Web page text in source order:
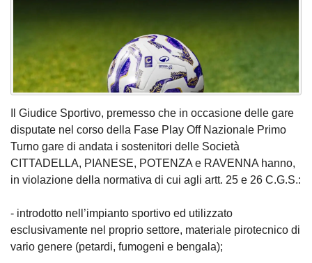
Il Giudice Sportivo, premesso che in occasione delle gare
disputate nel corso della Fase Play Off Nazionale Primo
Turno gare di andata i sostenitori delle Società
CITTADELLA, PIANESE, POTENZA e RAVENNA hanno,
in violazione della normativa di cui agli artt. 25 e 26 C.G.S.:
- introdotto nell’impianto sportivo ed utilizzato
esclusivamente nel proprio settore, materiale pirotecnico di
vario genere (petardi, fumogeni e bengala);